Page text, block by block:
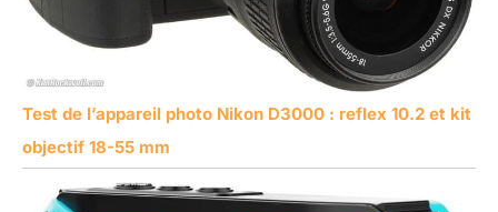
Test de l’appareil photo Nikon D3000 : reflex 10.2 et kit
objectif 18-55 mm